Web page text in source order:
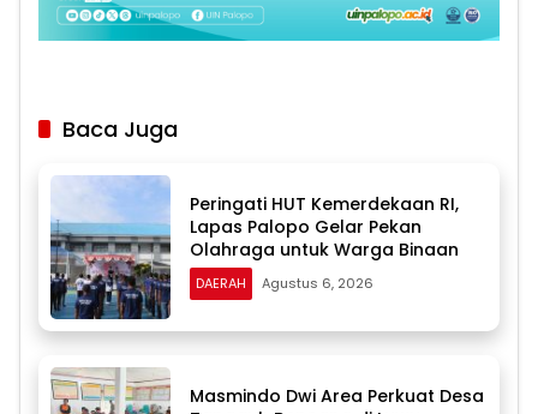
Baca Juga
Peringati HUT Kemerdekaan RI,
Lapas Palopo Gelar Pekan
Olahraga untuk Warga Binaan
DAERAH Agustus 6, 2026
Masmindo Dwi Area Perkuat Desa